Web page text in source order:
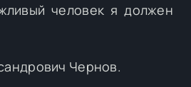
человек я должен
Чернов.